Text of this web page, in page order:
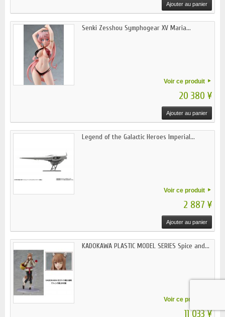
Ajouter au panier
Senki Zesshou Symphogear XV Maria...
Voir ce produit
20 380 ¥
Ajouter au panier
Legend of the Galactic Heroes Imperial...
Voir ce produit
2 887 ¥
Ajouter au panier
KADOKAWA PLASTIC MODEL SERIES Spice and...
Voir ce produit
11 033 ¥